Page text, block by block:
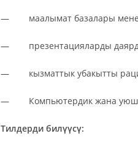
— маалымат базалары
— презентацияларды
— кызматтык убакытты
— Компьютердик жана
Тилдерди билүүсү: